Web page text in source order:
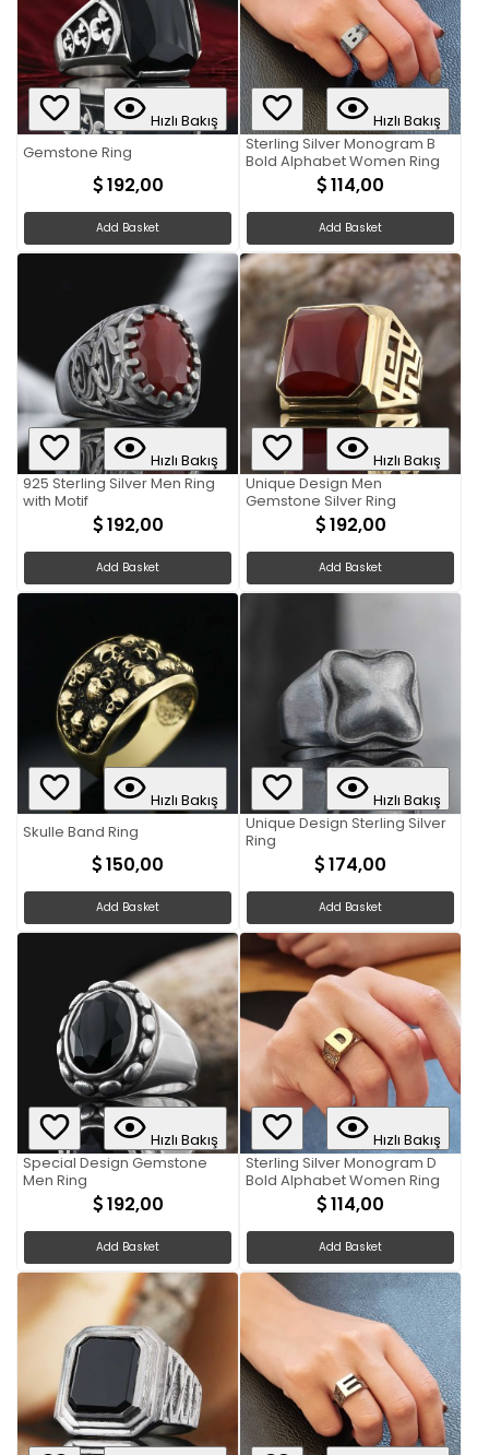
Hızlı Bakış
Gemstone Ring
192,00
Add Basket
Hızlı Bakış
Sterling Silver Monogram B
Bold Alphabet Women Ring
114,00
Add Basket
Hızlı Bakış
925 Sterling Silver Men Ring
with Motif
192,00
Add Basket
Hızlı Bakış
Unique Design Men
Gemstone Silver Ring
192,00
Add Basket
Hızlı Bakış
Skulle Band Ring
150,00
Add Basket
Hızlı Bakış
Unique Design Sterling Silver
Ring
174,00
Add Basket
Hızlı Bakış
Special Design Gemstone
Men Ring
192,00
Add Basket
Hızlı Bakış
Sterling Silver Monogram D
Bold Alphabet Women Ring
114,00
Add Basket